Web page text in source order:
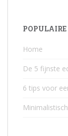
POPULAIRE
Home
De 5 fijnste
6 tips voor